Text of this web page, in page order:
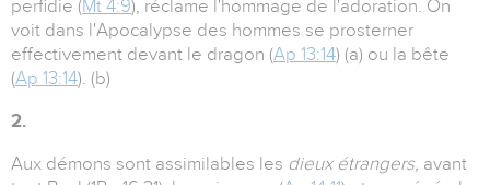
perfidie (Mt 4:9), réclame l'hommage de l'adoration. On
voit dans l'Apocalypse des hommes se prosterner
effectivement devant le dragon (Ap 13:14) (a) ou la bête
(Ap 13:14). (b)
2.
Aux démons sont assimilables les dieux étrangers, avant